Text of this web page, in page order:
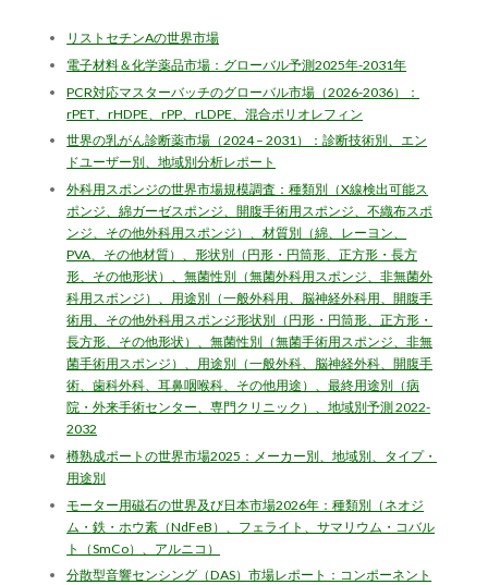
リストセチンAの世界市場
電子材料＆化学薬品市場：グローバル予測2025年-2031年
PCR対応マスターバッチのグローバル市場（2026-2036）：
rPET、rHDPE、rPP、rLDPE、混合ポリオレフィン
世界の乳がん診断薬市場（2024 – 2031）：診断技術別、エン
ドユーザー別、地域別分析レポート
外科用スポンジの世界市場規模調査：種類別（X線検出可能ス
ポンジ、綿ガーゼスポンジ、開腹手術用スポンジ、不織布スポ
ンジ、その他外科用スポンジ）、材質別（綿、レーヨン、
PVA、その他材質）、形状別（円形・円筒形、正方形・長方
形、その他形状）、無菌性別（無菌外科用スポンジ、非無菌外
科用スポンジ）、用途別（一般外科用、脳神経外科用、開腹手
術用、その他外科用スポンジ形状別（円形・円筒形、正方形・
長方形、その他形状）、無菌性別（無菌手術用スポンジ、非無
菌手術用スポンジ）、用途別（一般外科、脳神経外科、開腹手
術、歯科外科、耳鼻咽喉科、その他用途）、最終用途別（病
院・外来手術センター、専門クリニック）、地域別予測 2022-
2032
樽熟成ポートの世界市場2025：メーカー別、地域別、タイプ・
用途別
モーター用磁石の世界及び日本市場2026年：種類別（ネオジ
ム・鉄・ホウ素（NdFeB）、フェライト、サマリウム・コバル
ト（SmCo）、アルニコ）
分散型音響センシング（DAS）市場レポート：コンポーネント